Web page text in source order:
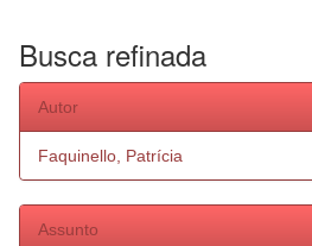
Busca refinada
Autor
Faquinello, Patrícia
Assunto